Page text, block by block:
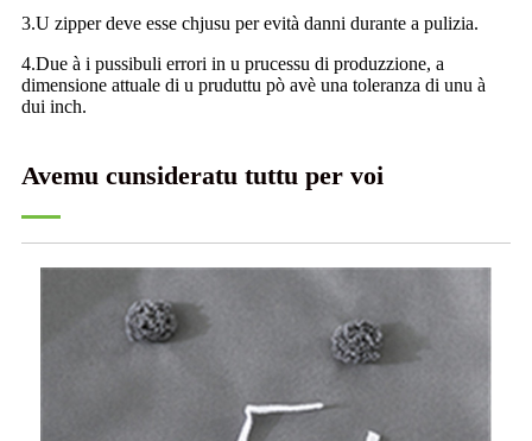
3.U zipper deve esse chjusu per evità danni durante a pulizia.
4.Due à i pussibuli errori in u prucessu di produzzione, a
dimensione attuale di u pruduttu pò avè una toleranza di unu à
dui inch.
Avemu cunsideratu tuttu per voi